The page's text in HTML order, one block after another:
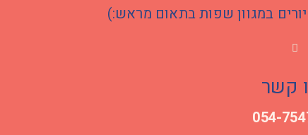
במגוון שפות בתאום מראש:)
קשר
054-